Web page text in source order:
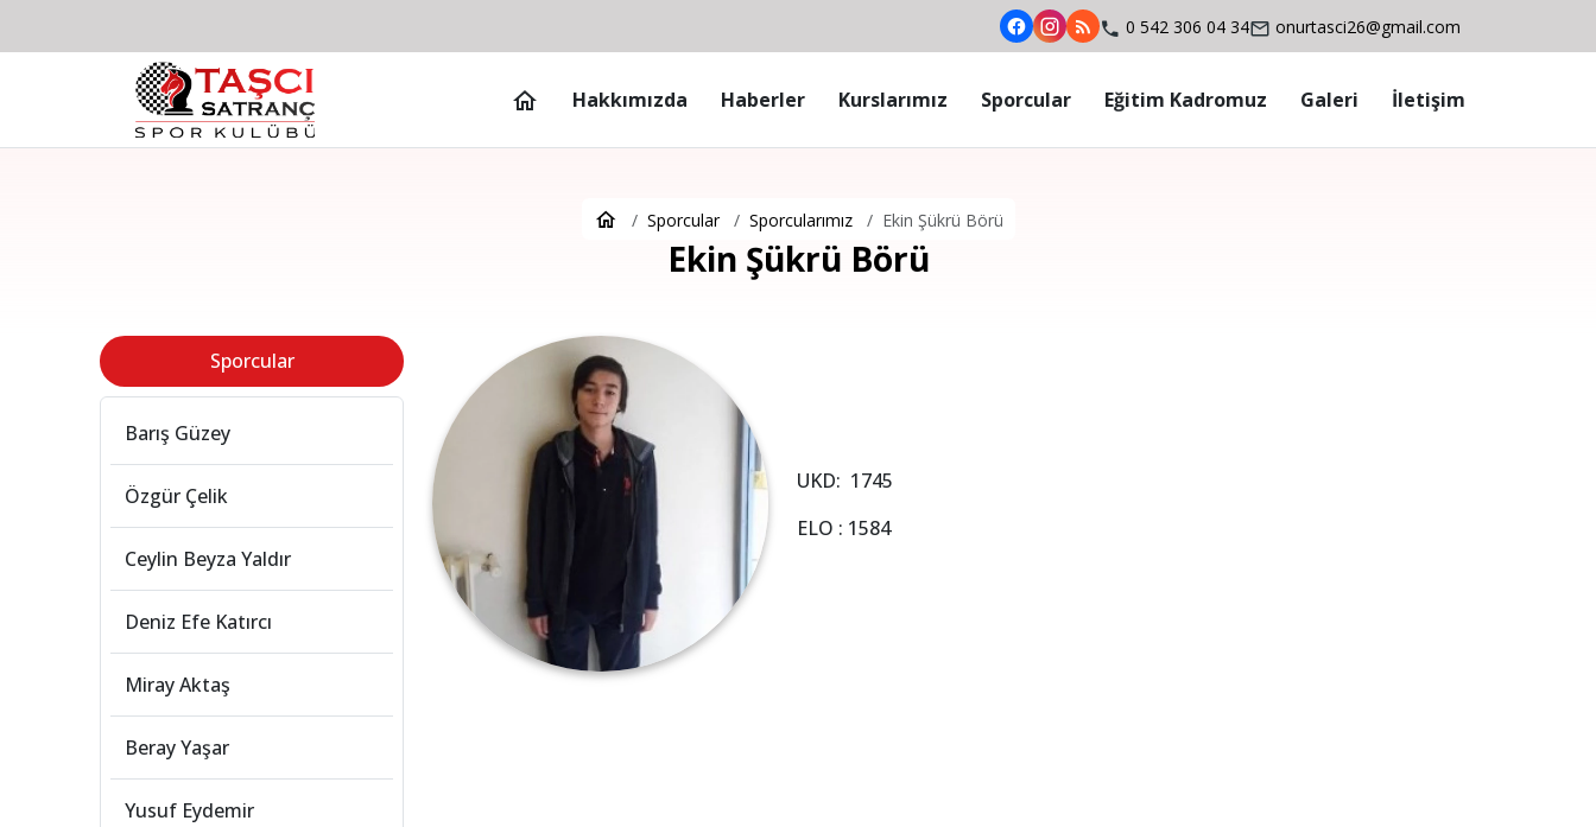
0 542 306 04 34 onurtasci26@gmail.com
Hakkımızda Haberler Kurslarımız Sporcular Eğitim Kadromuz Galeri İletişim
Sporcular Sporcularımız Ekin Şükrü Börü
Ekin Şükrü Börü
Sporcular
Barış Güzey
Özgür Çelik
Ceylin Beyza Yaldır
Deniz Efe Katırcı
Miray Aktaş
Beray Yaşar
Yusuf Eydemir
UKD: 1745
ELO : 1584